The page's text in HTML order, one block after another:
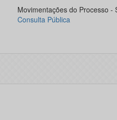
Movimentações do Processo -
Consulta Pública